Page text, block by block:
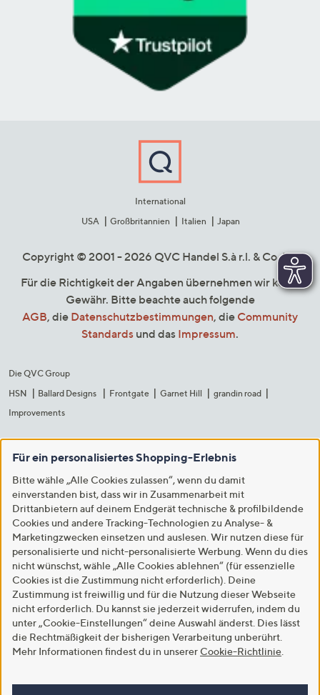
International
USA
Großbritannien Italien Japan
Copyright © 2001 - 2026 QVC Handel S.à r.l. & Co. KG
Für die Richtigkeit der Angaben übernehmen wir keine
Gewähr. Bitte beachte auch folgende
AGB, die Datenschutzbestimmungen, die Community
Standards und das Impressum.
Die QVC Group
HSN
Ballard Designs Frontgate Garnet Hill
grandin road
Improvements
Für ein personalisiertes Shopping-Erlebnis
Bitte wähle „Alle Cookies zulassen“, wenn du damit
einverstanden bist, dass wir in Zusammenarbeit mit
Drittanbietern auf deinem Endgerät technische & profilbildende
Cookies und andere Tracking-Technologien zu Analyse- &
Marketingzwecken einsetzen und auslesen. Wir nutzen diese für
personalisierte und nicht-personalisierte Werbung. Wenn du dies
nicht wünschst, wähle „Alle Cookies ablehnen“ (für essenzielle
Cookies ist die Zustimmung nicht erforderlich). Deine
Zustimmung ist freiwillig und für die Nutzung dieser Webseite
nicht erforderlich. Du kannst sie jederzeit widerrufen, indem du
unter „Cookie-Einstellungen“ deine Auswahl änderst. Dies lässt
die Rechtmäßigkeit der bisherigen Verarbeitung unberührt.
Mehr Informationen findest du in unserer Cookie-Richtlinie